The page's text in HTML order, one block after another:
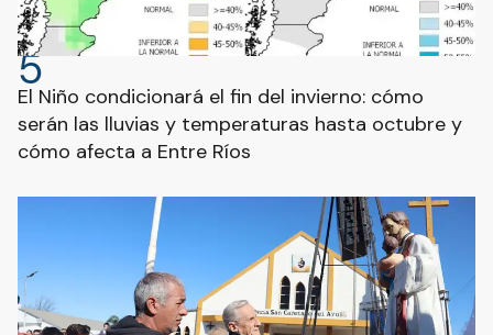
5
El Niño condicionará el fin del invierno: cómo
serán las lluvias y temperaturas hasta octubre y
cómo afecta a Entre Ríos